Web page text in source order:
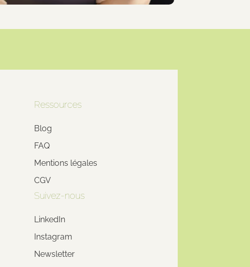
Ressources
Blog
FAQ
Mentions légales
CGV
Suivez-nous
LinkedIn
Instagram
Newsletter